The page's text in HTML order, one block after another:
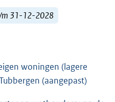
m 31-12-2028
woningen (lagere
(aangepast)